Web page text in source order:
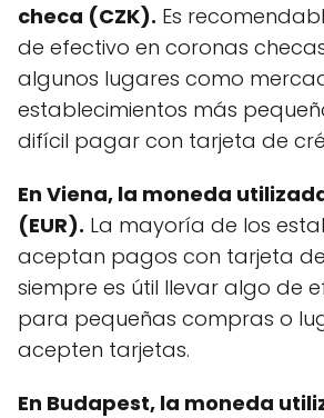
checa (CZK). Es
de efectivo en coronas
algunos lugares como
establecimientos más
difícil pagar con tarjeta de
En Viena, la moneda
(EUR). La mayoría de los
aceptan pagos con tarjeta
siempre es útil llevar algo de
para pequeñas compras o
acepten tarjetas.
En Budapest, la moneda